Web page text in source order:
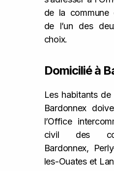
de la
de l’un des
choix.
Domicilié à
Les habitants
Bardonnex
l’Office
civil des
Bardonnex,
les-Ouates et